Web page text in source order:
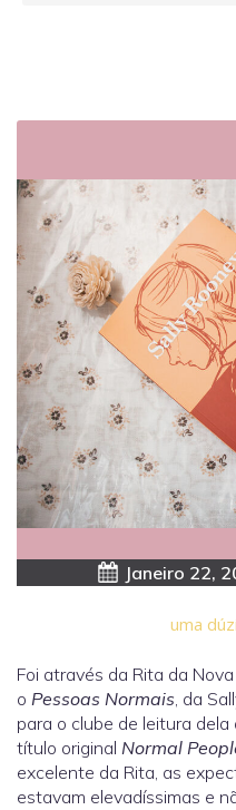
Janeiro 22,
uma
Foi através da Rita da
o Pessoas Normais, da
para o clube de leitura dela
título original Normal
excelente da Rita, as
estavam elevadíssimas e